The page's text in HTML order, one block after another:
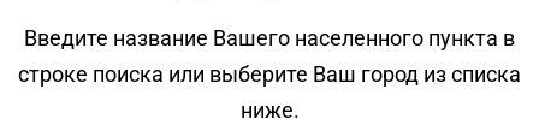
Введите название Вашего населенного пункта в
строке поиска или выберите Ваш город из списка
ниже.